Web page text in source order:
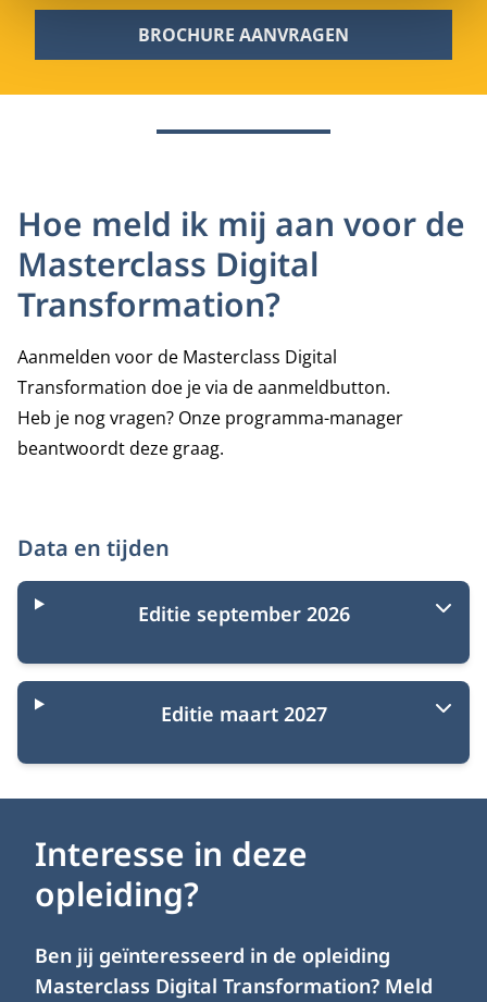
BROCHURE AANVRAGEN
Hoe meld ik mij aan voor de
Masterclass Digital
Transformation?
Aanmelden voor de Masterclass Digital
Transformation doe je via de aanmeldbutton.
Heb je nog vragen? Onze programma-manager
beantwoordt deze graag.
Data en tijden
Editie september 2026
Editie maart 2027
Interesse in deze
opleiding?
Ben jij geïnteresseerd in de opleiding
Masterclass Digital Transformation? Meld